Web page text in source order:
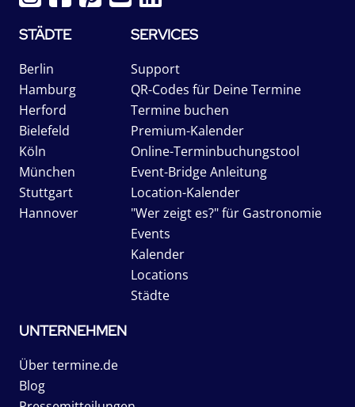
STÄDTE
Berlin
Hamburg
Herford
Bielefeld
Köln
München
Stuttgart
Hannover
SERVICES
Support
QR-Codes für Deine Termine
Termine buchen
Premium-Kalender
Online-Terminbuchungstool
Event-Bridge Anleitung
Location-Kalender
"Wer zeigt es?" für Gastronomie
Events
Kalender
Locations
Städte
UNTERNEHMEN
Über termine.de
Blog